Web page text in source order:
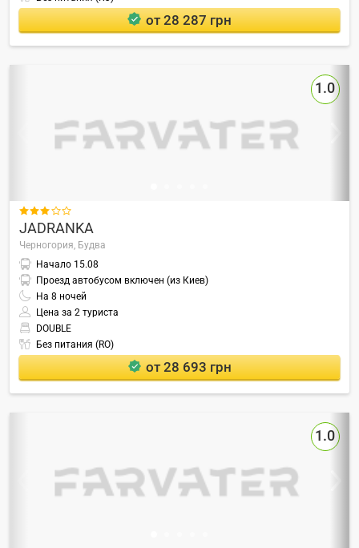
от 28 287 грн
1.0

JADRANKA
Черногория, Будва
Начало 15.08
Проезд автобусом включен (из Киев)
На 8 ночей
Цена за 2 туриста
DOUBLE
Без питания (RO)
от 28 693 грн
1.0